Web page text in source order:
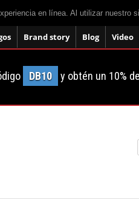
en línea. Al utilizar nuestro
Brand story Blog Video
DB10 y obtén un 10%